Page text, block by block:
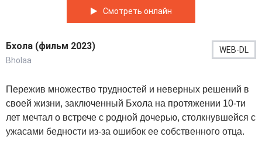
Смотреть онлайн
Бхола (фильм 2023)
Bholaa
WEB-DL
Пережив множество трудностей и неверных решений в
своей жизни, заключенный Бхола на протяжении 10-ти
лет мечтал о встрече с родной дочерью, столкнувшейся с
ужасами бедности из-за ошибок ее собственного отца.